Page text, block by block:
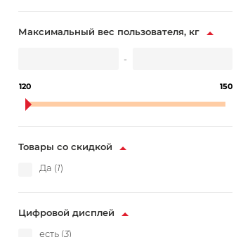
Максимальный вес пользователя, кг
-
120 150
Товары со скидкой
Да (1)
Цифровой дисплей
есть (3)